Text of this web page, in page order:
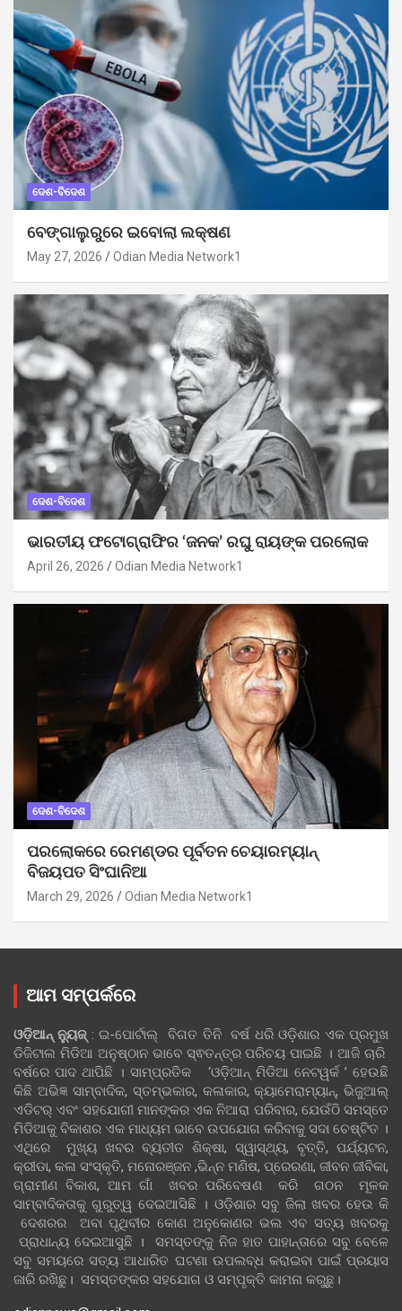
ଦେଶ-ବିଦେଶ
ବେଙ୍ଗାଲୁରୁରେ ଇବୋଲା ଲକ୍ଷଣ
May 27, 2026 Odian Media Network1
ଦେଶ-ବିଦେଶ
ଭାରତୀୟ ଫଟୋଗ୍ରାଫିର ‘ଜନକ’ ରଘୁ ରାୟଙ୍କ ପରଲୋକ
April 26, 2026 Odian Media Network1
ଦେଶ-ବିଦେଶ
ପରଲୋକରେ ରେମଣ୍ଡର ପୂର୍ବତନ ଚେୟାରମ୍ୟାନ୍
ବିଜୟପତ ସିଂଘାନିଆ
March 29, 2026 Odian Media Network1
ଆମ ସମ୍ପର୍କରେ
ଓଡ଼ିଆନ୍‍ ନ୍ୟୁଜ୍‍: ଇ-ପୋର୍ଟାଲ୍ ବିଗତ ତିନି ବର୍ଷ ଧରି ଓଡ଼ିଶାର ଏକ ପ୍ରମୁଖ
ଡିଜିଟାଲ ମିଡିଆ ଅନୁଷ୍ଠାନ ଭାବେ ସ୍ଵତନ୍ତ୍ର ପରିଚୟ ପାଇଛି । ଆଜି ଚାରି
ବର୍ଷରେ ପାଦ ଥାପିଛି । ସାମ୍ପ୍ରତିକ ‘ଓଡ଼ିଆନ୍‍ ମିଡିଆ ନେଟୱର୍କ ’ ହେଉଛି
କିଛି ଅଭିଜ୍ଞ ସାମ୍ବାଦିକ, ସ୍ତମ୍ଭକାର, କଳାକାର, କ୍ୟାମେରାମ୍ୟାନ୍, ଭିଜୁଆଲ୍
ଏଡିଟର୍ ଏବଂ ସହଯୋଗୀ ମାନଙ୍କର ଏକ ନିଆରା ପରିବାର, ଯେଉଁଠି ସମସ୍ତେ
ମିଡିଆକୁ ବିକାଶର ଏକ ମାଧ୍ୟମ ଭାବେ ଉପଯୋଗ କରିବାକୁ ସଦା ଚେଷ୍ଟିତ ।
ଏଥିରେ ମୁଖ୍ୟ ଖବର ବ୍ୟତୀତ ଶିକ୍ଷା, ସ୍ୱାସ୍ଥ୍ୟ, ବୃତ୍ତି, ପର୍ଯ୍ୟଟନ,
କ୍ରୀଡା, କଳା ସଂସ୍କୃତି, ମନୋରଞ୍ଜନ ,ଭିନ୍ନ ମଣିଷ, ପ୍ରେରଣା, ଜୀବନ ଜୀବିକା,
ଗ୍ରାମୀଣ ବିକାଶ, ଆମ ଗାଁ ଖବର ପରିବେଷଣ କରି ଗଠନ ମୂଳକ
ସାମ୍ବାଦିକତାକୁ ଗୁରୁତ୍ୱ ଦେଇଆସିଛି । ଓଡ଼ିଶାର ସବୁ ଜିଲା ଖବର ହେଉ କି
ଦେଶରର ଅବା ପୃଥିବୀର କୋଣ ଅନୁକୋଣର ଭଲ ଏବ ସତ୍ୟ ଖବରକୁ
ପ୍ରାଧାନ୍ୟ ଦେଇଆସୁଛି । ସମସ୍ତଙ୍କୁ ନିଜ ହାତ ପାହାନ୍ତାରେ ସବୁ ବେଳେ
ସବୁ ସମୟରେ ସତ୍ୟ ଆଧାରିତ ଘଟଣା ଉପଲବ୍ଧ କରାଇବା ପାଇଁ ପ୍ରୟାସ
ଜାରି ରଖିଛୁ। ସମସ୍ତଙ୍କର ସହଯୋଗ ଓ ସମ୍ପୃକ୍ତି କାମନା କରୁଛୁ।